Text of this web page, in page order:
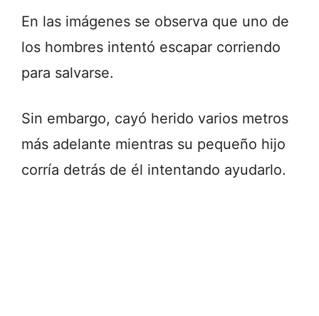
En las imágenes se observa que uno de
los hombres intentó escapar corriendo
para salvarse.
Sin embargo, cayó herido varios metros
más adelante mientras su pequeño hijo
corría detrás de él intentando ayudarlo.